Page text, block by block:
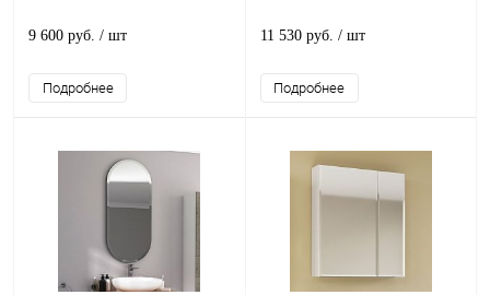
9 600 руб. / шт
Подробнее
11 530 руб. / шт
Подробнее